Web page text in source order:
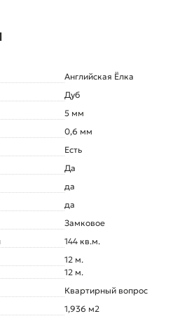
Английская Ёлка
Дуб
5 мм
0,6 мм
Есть
Да
да
да
Замковое
144 кв.м.
12 м.
12 м.
Квартирный вопрос
1,936 м2